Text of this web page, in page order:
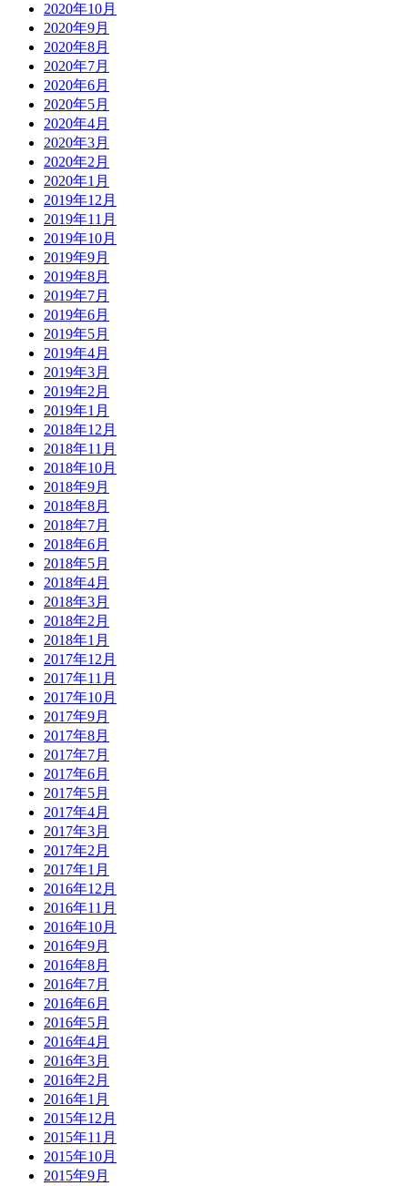
2020年10月
2020年9月
2020年8月
2020年7月
2020年6月
2020年5月
2020年4月
2020年3月
2020年2月
2020年1月
2019年12月
2019年11月
2019年10月
2019年9月
2019年8月
2019年7月
2019年6月
2019年5月
2019年4月
2019年3月
2019年2月
2019年1月
2018年12月
2018年11月
2018年10月
2018年9月
2018年8月
2018年7月
2018年6月
2018年5月
2018年4月
2018年3月
2018年2月
2018年1月
2017年12月
2017年11月
2017年10月
2017年9月
2017年8月
2017年7月
2017年6月
2017年5月
2017年4月
2017年3月
2017年2月
2017年1月
2016年12月
2016年11月
2016年10月
2016年9月
2016年8月
2016年7月
2016年6月
2016年5月
2016年4月
2016年3月
2016年2月
2016年1月
2015年12月
2015年11月
2015年10月
2015年9月